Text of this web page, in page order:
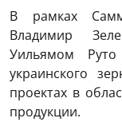
В рамках
Владимир
Уильямом
украинского
проектах в
продукции.